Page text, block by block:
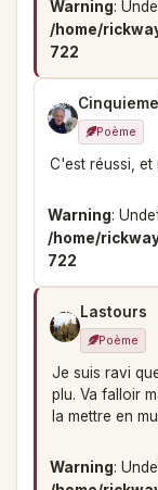
Warning:
/home/
722
Poème
C'est réussi, et
Warning:
/home/
722
Lastours
Poème
Je suis ravi
plu. Va falloir
la mettre en
Warning: